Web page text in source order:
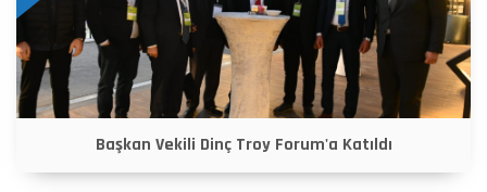
Başkan Vekili Dinç Troy Forum'a Katıldı